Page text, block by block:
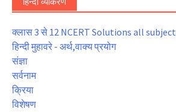
क्लास 3 से 12 NCERT Solutions all subject
हिन्दी मुहावरे - अर्थ,वाक्य प्रयोग
संज्ञा
सर्वनाम
क्रिया
विशेषण